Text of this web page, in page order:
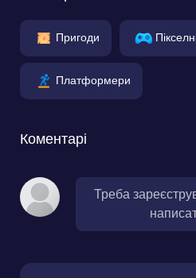
Пригоди
Платформери
Коментарі
Треба